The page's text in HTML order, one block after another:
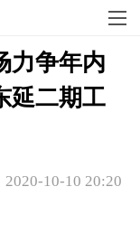
力争年内
延二期工
2020-10-10 20:20